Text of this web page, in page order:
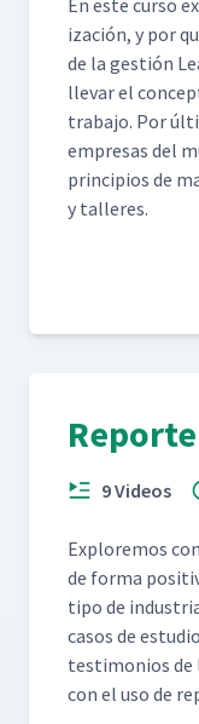
En este cur­so
ización, y por
de la gestión
lle­var el
tra­ba­jo. Por
empre­sas del
prin­ci­p­ios de
y talleres.
9 Videos
Explore­mos
de for­ma
tipo de
casos de
tes­ti­mo­nios de
con el uso de